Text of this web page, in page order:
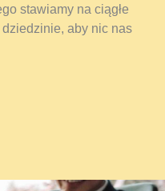
stawiamy na ciągłe
aby nic nas